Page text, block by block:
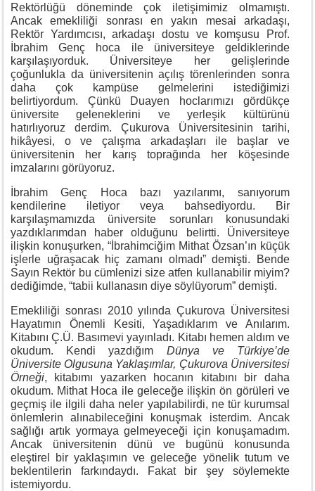
Rektörlüğü döneminde çok iletişimimiz olmamıştı.
Ancak emekliliği sonrası en yakın mesai arkadaşı,
Rektör Yardımcısı, arkadaşı dostu ve komşusu Prof.
İbrahim Genç hoca ile üniversiteye geldiklerinde
karşılaşıyorduk. Üniversiteye her gelişlerinde
çoğunlukla da üniversitenin açılış törenlerinden sonra
daha çok kampüse gelmelerini istediğimizi
belirtiyordum. Çünkü Duayen hoclarımızı gördükçe
üniversite geleneklerini ve yerleşik kültürünü
hatırlıyoruz derdim. Çukurova Üniversitesinin tarihi,
hikâyesi, o ve çalışma arkadaşları ile başlar ve
üniversitenin her karış toprağında her köşesinde
imzalarını görüyoruz.
İbrahim Genç Hoca bazı yazılarımı, sanıyorum
kendilerine iletiyor veya bahsediyordu. Bir
karşılaşmamızda üniversite sorunları konusundaki
yazdıklarımdan haber olduğunu belirtti. Üniversiteye
ilişkin konuşurken, “İbrahimciğim Mithat Özsan’ın küçük
işlerle uğraşacak hiç zamanı olmadı” demişti. Bende
Sayın Rektör bu cümlenizi size atfen kullanabilir miyim?
dediğimde, “tabii kullanasın diye söylüyorum” demişti.
Emekliliği sonrası 2010 yılında Çukurova Üniversitesi
Hayatımın Önemli Kesiti, Yaşadıklarım ve Anılarım.
Kitabını Ç.Ü. Basımevi yayınladı. Kitabı hemen aldım ve
okudum. Kendi yazdığım Dünya ve Türkiye’de
Üniversite Olgusuna Yaklaşımlar, Çukurova Üniversitesi
Örneği, kitabımı yazarken hocanın kitabını bir daha
okudum. Mithat Hoca ile geleceğe ilişkin ön görüleri ve
geçmiş ile ilgili daha neler yapılabilirdi, ne tür kurumsal
önlemlerin alınabileceğini konuşmak isterdim. Ancak
sağlığı artık yormaya gelmeyeceği için konuşamadım.
Ancak üniversitenin dünü ve bugünü konusunda
eleştirel bir yaklaşımın ve geleceğe yönelik tutum ve
beklentilerin farkındaydı. Fakat bir şey söylemekte
istemiyordu.